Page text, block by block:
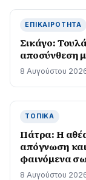
ΕΠΙΚΑΙΡΌΤΗΤΑ
Σικάγο:
αποσύνθεση
8 Αυγούστου
ΤΟΠΙΚΆ
Πάτρα: Η
απόγνωση
φαινόμενα
8 Αυγούστου